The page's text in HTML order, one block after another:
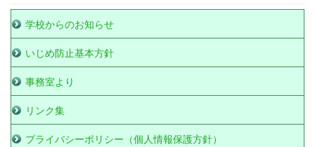
学校からのお知らせ
いじめ防止基本方針
事務室より
リンク集
プライバシーポリシー（個人情報保護方針）